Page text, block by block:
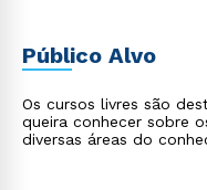
Público Alvo
Os cursos livres são
queira conhecer sobre
diversas áreas do